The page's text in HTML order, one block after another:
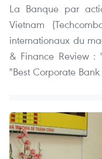
La Banque par
Vietnam
internationaux du
& Finance Review :
"Best Corporate